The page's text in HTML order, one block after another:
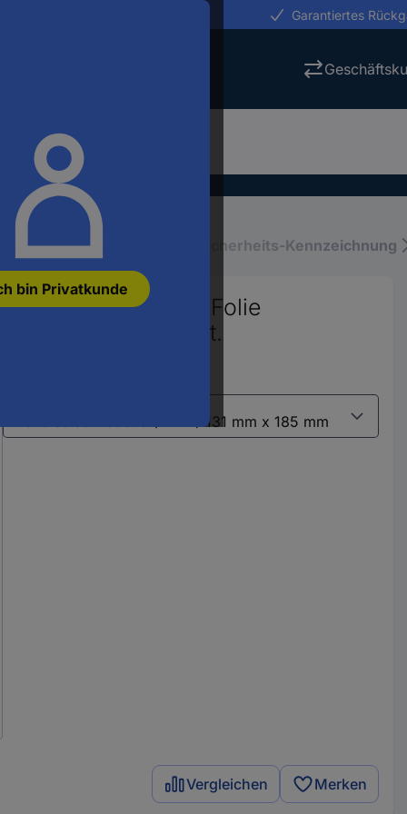
bin Privatkunde
Garantiertes
Schilder-, Sicherheits-Kennzeichnung
und Abstand Folie
DIN 4844-2 1 St.
Vergleichen Merken